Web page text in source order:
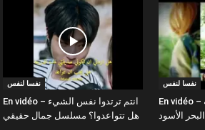
نفسا لنفس
En vidéo – انتم ترتدوا نفس الشيء
هل تتواعدوا؟ مسلسل جمال حقيقي
نفسا لنفس
En vidéo – صور نفس كاليلي بطلة